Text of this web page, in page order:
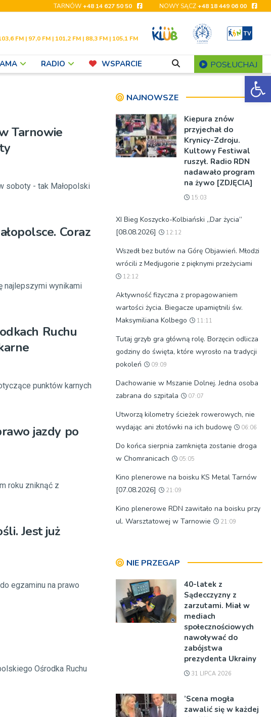
TARNÓW+48 14 627 50 50 NOWY SĄCZ+48 18 449 06 00
FM | 97,0 FM | 101,2 FM | 88,3 FM | 105,1 FM
RADIO WSPARCIE POSŁUCHAJ
Tarnowie
soboty - tak Małopolski
Coraz
najlepszymi wynikami
Ruchu
punktów karnych
jazdy po
roku zniknąć z
Jest już
egzaminu na prawo
Ośrodka Ruchu
NAJNOWSZE
Kiepura znów
przyjechał do
Krynicy-Zdroju.
Kultowy Festiwal
ruszył. Radio RDN
nadawało program
na żywo [ZDJĘCIA]
15:03
XI Bieg Koszycko-Kolbiański „Dar życia”
[08.08.2026]
12:12
Wszedł bez butów na Górę Objawień. Młodzi
wrócili z Medjugorie z pięknymi przeżyciami
12:12
Aktywność fizyczna z propagowaniem
wartości życia. Biegacze upamiętnili św.
Maksymiliana Kolbego
11:11
Tutaj grzyb gra główną rolę. Borzęcin odlicza
godziny do święta, które wyrosło na tradycji
pokoleń
09:09
Dachowanie w Mszanie Dolnej. Jedna osoba
zabrana do szpitala
07:07
Utworzą kilometry ścieżek rowerowych, nie
wydając ani złotówki na ich budowę
06:06
Do końca sierpnia zamknięta zostanie droga
w Chomranicach
05:05
Kino plenerowe na boisku KS Metal Tarnów
[07.08.2026]
21:09
Kino plenerowe RDN zawitało na boisku przy
ul. Warsztatowej w Tarnowie
21:09
NIE PRZEGAP
40-latek z
Sądecczyzny z
zarzutami. Miał w
mediach
społecznościowych
nawoływać do
zabójstwa
prezydenta Ukrainy
31 LIPCA 2026
’Scena mogła
zawalić się w każdej